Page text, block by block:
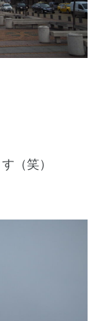
（笑）